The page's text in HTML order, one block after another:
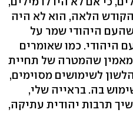
הלאה, הוא לא היה
היהודי שמר על
כמו שאומרים
שהמטרה של תחיית
לשימושים מסוימים,
בה. בראייה שלי,
תרבות יהודית עתיקה,